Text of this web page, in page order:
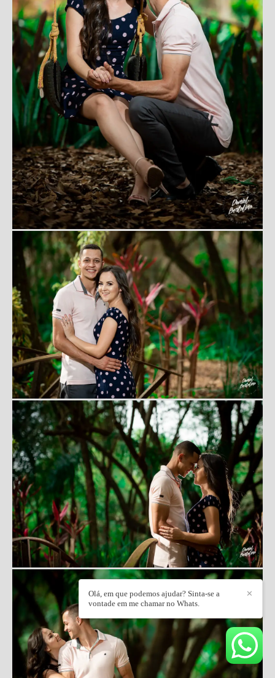
✕
Olá, em que podemos ajudar? Sinta-se a
vontade em me chamar no Whats.